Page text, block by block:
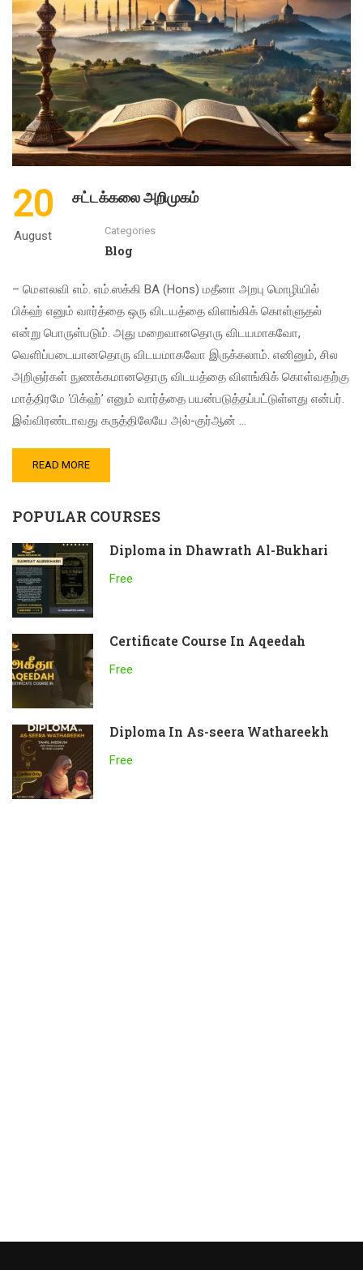
20
August
சட்டக்கலை அறிமுகம்
Categories
Blog
– மௌலவி எம். எம்.ஸக்கி BA (Hons) மதீனா அறபு மொழியில்
பிக்ஹ் எனும் வார்த்தை ஒரு விடயத்தை விளங்கிக் கொள்ளுதல்
என்று பொருள்படும். அது மறைவானதொரு விடயமாகவோ,
வெளிப்படையானதொரு விடயமாகவோ இருக்கலாம். எனினும், சில
அறிஞர்கள் நுணக்கமானதொரு விடயத்தை விளங்கிக் கொள்வதற்கு
மாத்திரமே ‘பிக்ஹ்’ எனும் வார்த்தை பயன்படுத்தப்பட்டுள்ளது என்பர்.
இவ்விரண்டாவது கருத்திலேயே அல்-குர்ஆன் …
READ MORE
POPULAR COURSES
Diploma in Dhawrath Al-Bukhari
Free
Certificate Course In Aqeedah
Free
Diploma In As-seera Wathareekh
Free